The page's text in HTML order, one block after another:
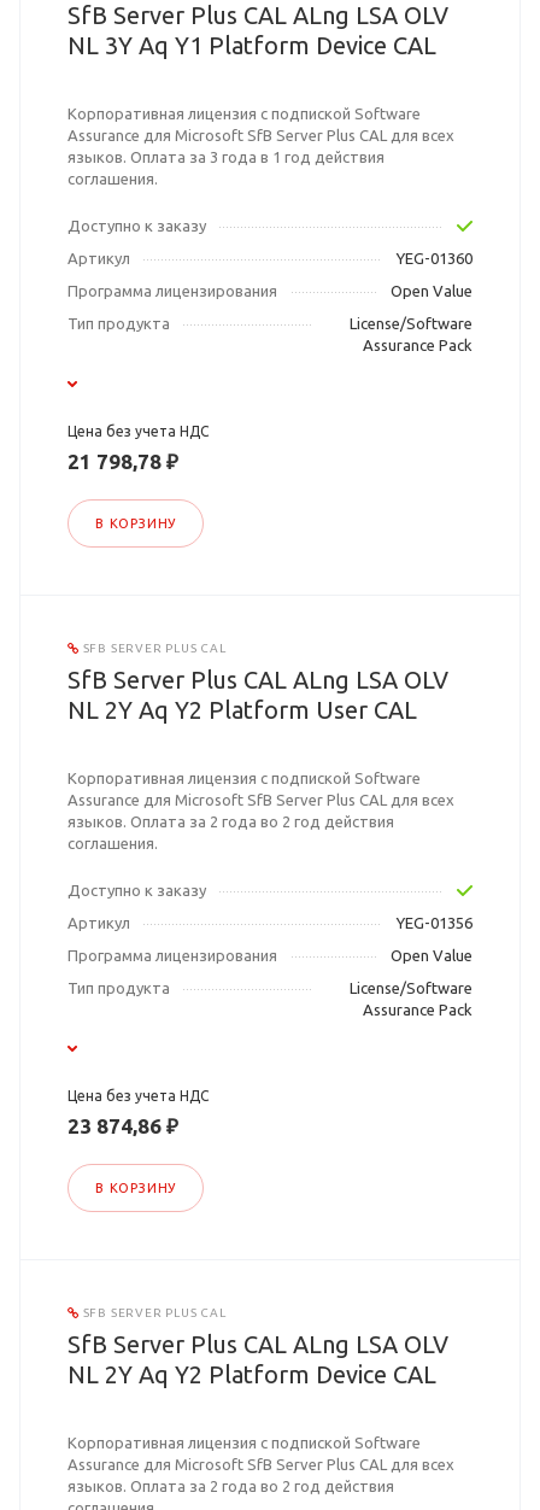
SfB Server Plus CAL ALng LSA OLV
NL 3Y Aq Y1 Platform Device CAL
Корпоративная лицензия с подпиской Software
Assurance для Microsoft SfB Server Plus CAL для всех
языков. Оплата за 3 года в 1 год действия
соглашения.
Доступно к заказу
Артикул
YEG-01360
Программа лицензирования
Open Value
Тип продукта
License/Software
Assurance Pack
Цена без учета НДС
21 798,78 ₽
В КОРЗИНУ
SFB SERVER PLUS CAL
SfB Server Plus CAL ALng LSA OLV
NL 2Y Aq Y2 Platform User CAL
Корпоративная лицензия с подпиской Software
Assurance для Microsoft SfB Server Plus CAL для всех
языков. Оплата за 2 года во 2 год действия
соглашения.
Доступно к заказу
Артикул
YEG-01356
Программа лицензирования
Open Value
Тип продукта
License/Software
Assurance Pack
Цена без учета НДС
23 874,86 ₽
В КОРЗИНУ
SFB SERVER PLUS CAL
SfB Server Plus CAL ALng LSA OLV
NL 2Y Aq Y2 Platform Device CAL
Корпоративная лицензия с подпиской Software
Assurance для Microsoft SfB Server Plus CAL для всех
языков. Оплата за 2 года во 2 год действия